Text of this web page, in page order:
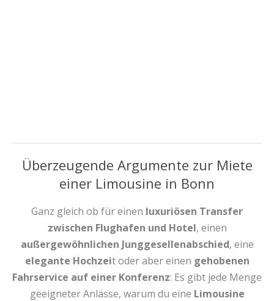
Überzeugende Argumente zur Miete
einer Limousine in Bonn
Ganz gleich ob für einen luxuriösen Transfer
zwischen Flughafen und Hotel, einen
außergewöhnlichen Junggesellenabschied, eine
elegante Hochzeit oder aber einen gehobenen
Fahrservice auf einer Konferenz: Es gibt jede Menge
geeigneter Anlässe, warum du eine Limousine